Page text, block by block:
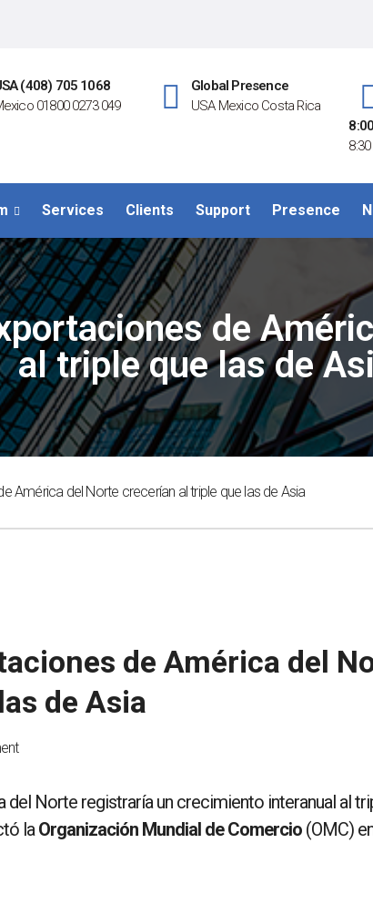
(408) 705 1068
01800 0273 049
Global Presence
USA Mexico Costa Rica
Services Clients Support Presence
de
al triple que las de
América del Norte crecerían al triple que las de Asia
de América del
de Asia
Norte registraría un crecimiento interanual al
laOrganización Mundial de Comercio (OMC)